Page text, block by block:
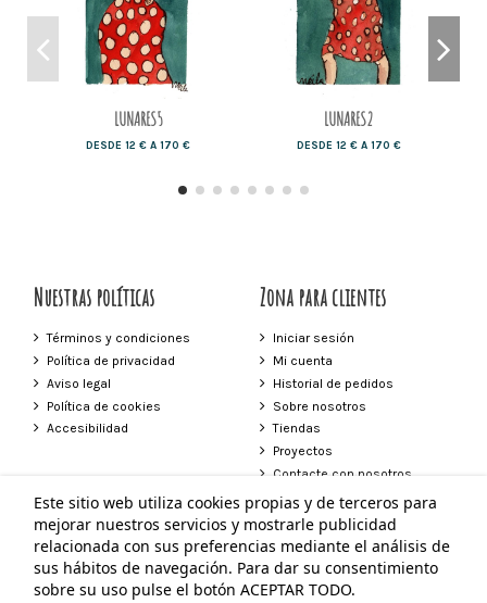
LUNARES5
DESDE 12 € A 170 €
LUNARES2
DESDE 12 € A 170 €
Nuestras políticas
Términos y condiciones
Política de privacidad
Aviso legal
Política de cookies
Accesibilidad
Zona para clientes
Iniciar sesión
Mi cuenta
Historial de pedidos
Sobre nosotros
Tiendas
Proyectos
Contacte con nosotros
Contacto
Tienda Vejer
Plaza de España 24 Vejer de la Frontera
856 272 639
Este sitio web utiliza cookies propias y de terceros para
mejorar nuestros servicios y mostrarle publicidad
relacionada con sus preferencias mediante el análisis de
sus hábitos de navegación. Para dar su consentimiento
sobre su uso pulse el botón ACEPTAR TODO.